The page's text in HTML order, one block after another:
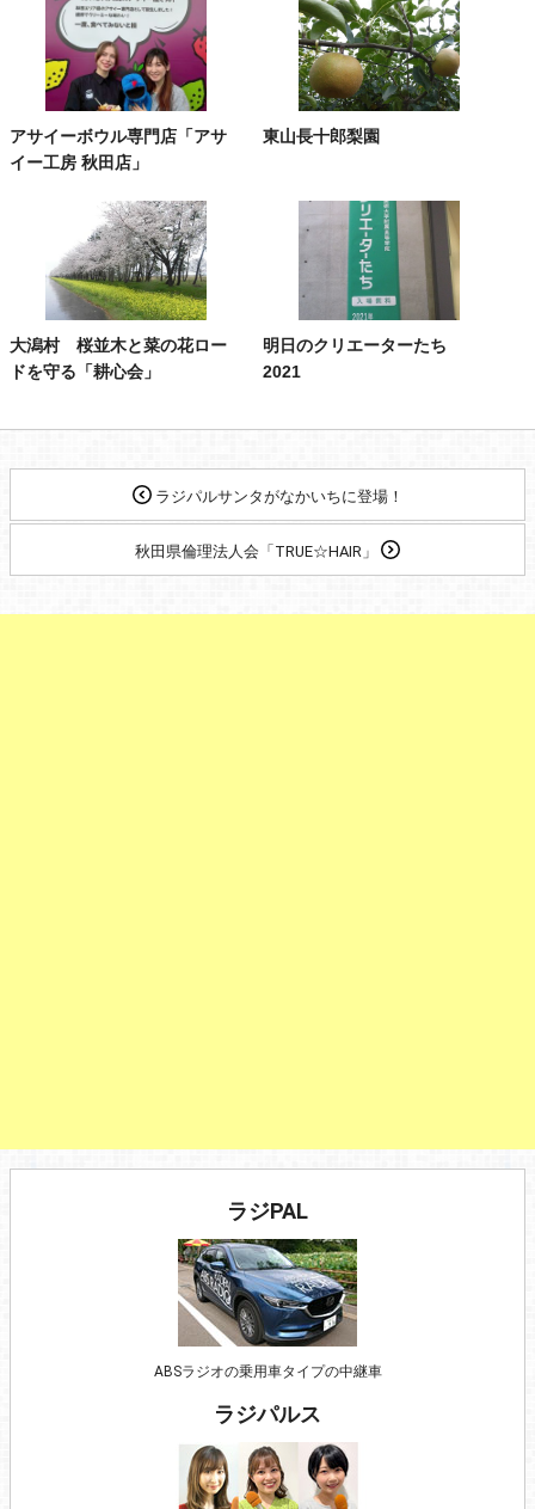
アサイーボウル専門店「アサ
イー工房 秋田店」
東山長十郎梨園
大潟村 桜並木と菜の花ロー
ドを守る「耕心会」
明日のクリエーターたち
2021
ラジパルサンタがなかいちに登場！
秋田県倫理法人会「TRUE☆HAIR」
ラジPAL
ABSラジオの乗用車タイプの中継車
ラジパルス